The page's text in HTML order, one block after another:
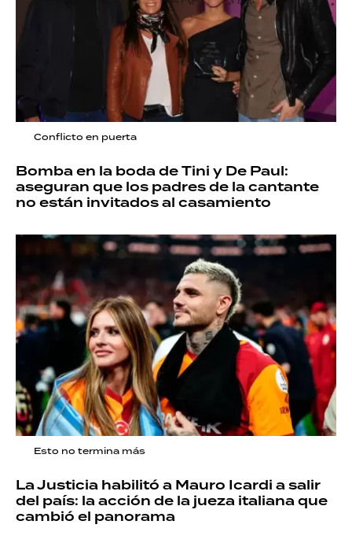
Conflicto en puerta
Bomba en la boda de Tini y De Paul:
aseguran que los padres de la cantante
no están invitados al casamiento
Esto no termina más
La Justicia habilitó a Mauro Icardi a salir
del país: la acción de la jueza italiana que
cambió el panorama